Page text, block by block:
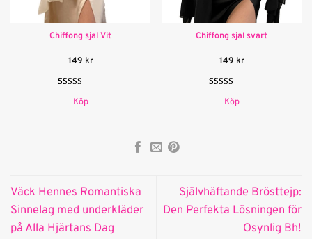
Chiffong sjal Vit
149 kr
av 5
Köp
Chiffong sjal svart
149 kr
av 5
Köp
Väck Hennes Romantiska
Sinnelag med underkläder
på Alla Hjärtans Dag
Självhäftande Brösttejp:
Den Perfekta Lösningen för
Osynlig Bh!